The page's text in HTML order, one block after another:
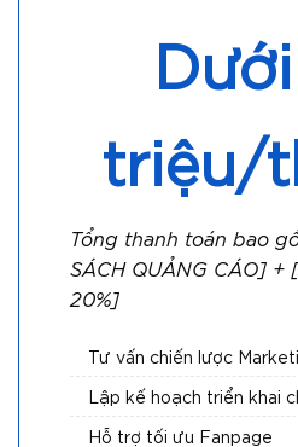
triệu/
Tổng thanh toán bao
SÁCH QUẢNG CÁO] +
20%]
Tư vấn chiến lược
Lập kế hoạch triển khai
Hỗ trợ tối ưu Fanpage